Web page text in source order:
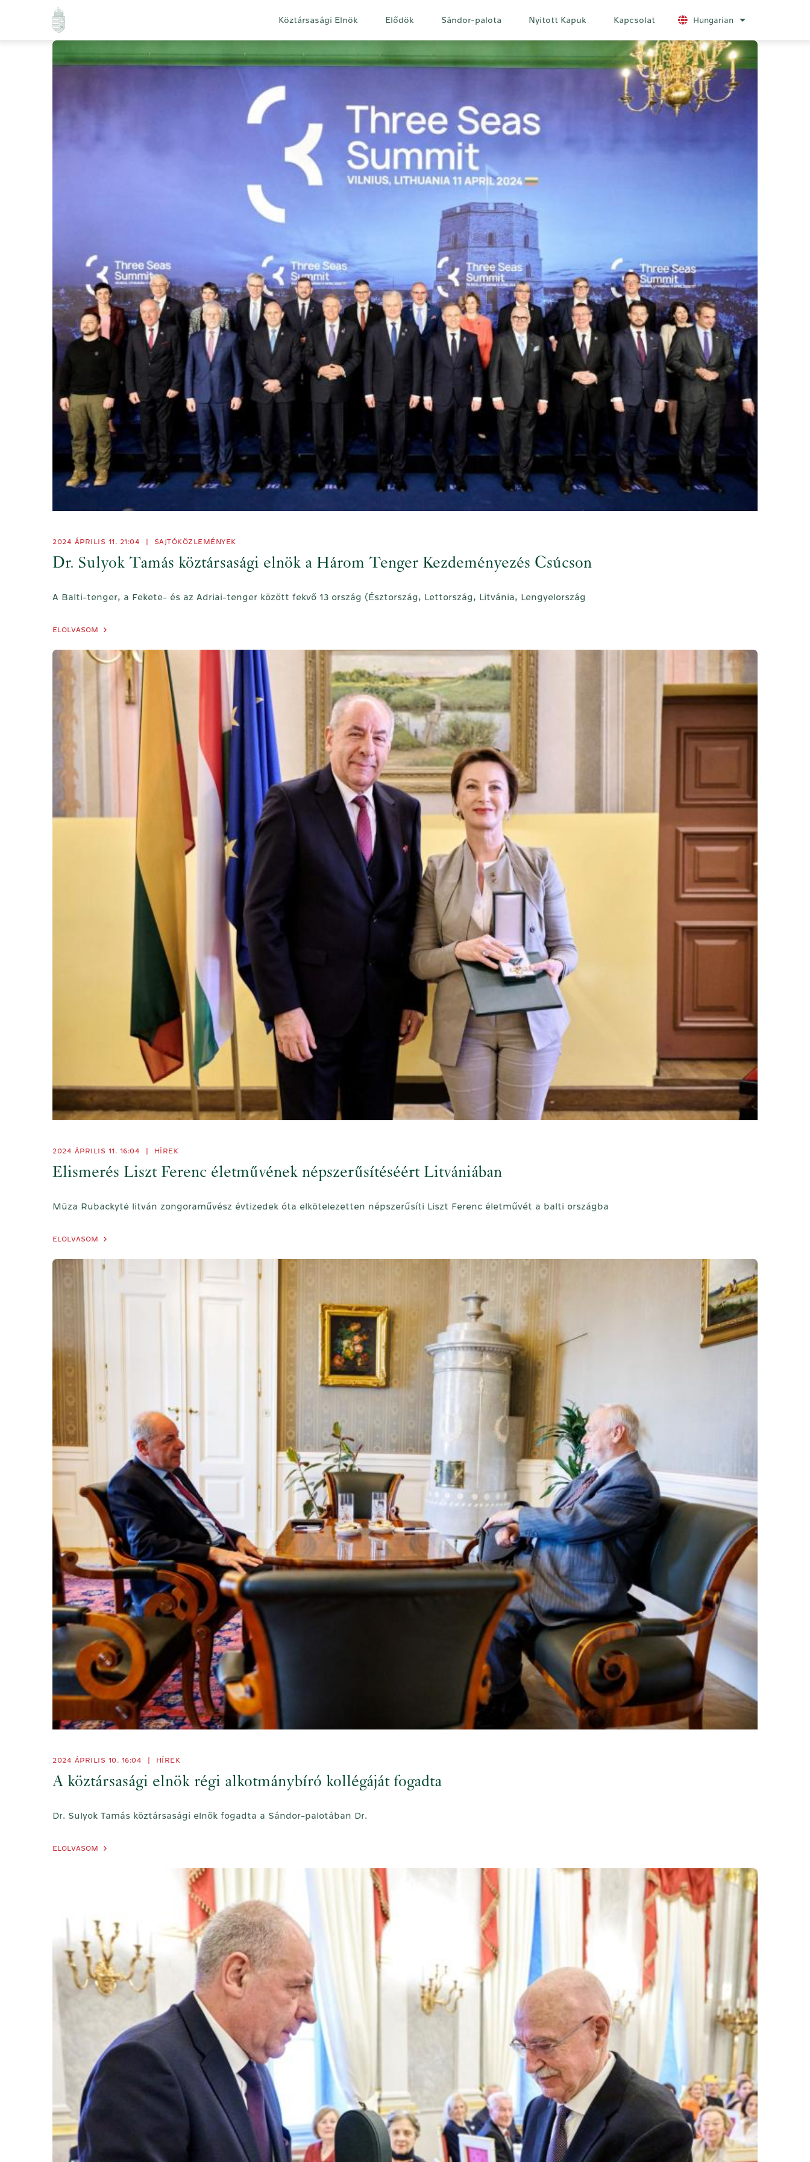
navigáció
Köztársasági Elnök Elődök Sándor-palota Nyitott Kapuk Kapcsolat Hungarian További nyelvek
2024 ÁPRILIS 11. 21:04 SAJTÓKÖZLEMÉNYEK
Dr. Sulyok Tamás köztársasági elnök a Három Tenger Kezdeményezés Csúcson
A Balti-tenger, a Fekete- és az Adriai-tenger között fekvő 13 ország (Észtország, Lettország, Litvánia, Lengyelország
ELOLVASOM
2024 ÁPRILIS 11. 16:04 HÍREK
Elismerés Liszt Ferenc életművének népszerűsítéséért Litvániában
Mūza Rubackytė litván zongoraművész évtizedek óta elkötelezetten népszerűsíti Liszt Ferenc életművét a balti országba
ELOLVASOM
2024 ÁPRILIS 10. 16:04 HÍREK
A köztársasági elnök régi alkotmánybíró kollégáját fogadta
Dr. Sulyok Tamás köztársasági elnök fogadta a Sándor-palotában Dr.
ELOLVASOM